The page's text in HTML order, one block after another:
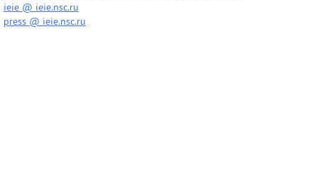
ieie @ ieie.nsc.ru
press @ ieie.nsc.ru